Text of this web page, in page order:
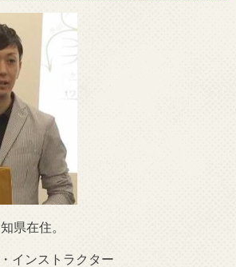
県在住。
インストラクター